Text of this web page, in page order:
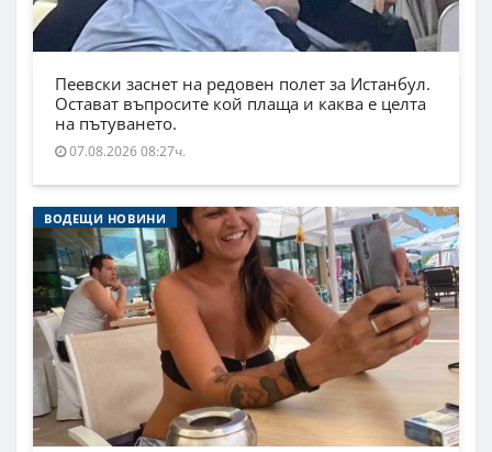
Пеевски заснет на редовен полет за Истанбул.
Остават въпросите кой плаща и каква е целта
на пътуването.
07.08.2026 08:27ч.
ВОДЕЩИ НОВИНИ